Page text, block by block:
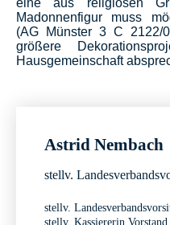
eine aus religiösen
Madonnenfigur muss
(AG Münster 3 C 2122/
größere
Hausgemeinschaft
Astrid Nembach
stellv.
stellv.
stellv. Kassiererin